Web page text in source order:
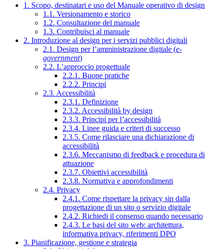
1. Scopo, destinatari e uso del Manuale operativo di design
1.1. Versionamento e storico
1.2. Consultazione del manuale
1.3. Contribuisci al manuale
2. Introduzione al design per i servizi pubblici digitali
2.1. Design per l’amministrazione digitale (e-
government)
2.2. L’approccio progettuale
2.2.1. Buone pratiche
2.2.2. Principi
2.3. Accessibilità
2.3.1. Definizione
2.3.2. Accessibilità by design
2.3.3. Principi per l’accessibilità
2.3.4. Linee guida e criteri di successo
2.3.5. Come rilasciare una dichiarazione di
accessibilità
2.3.6. Meccanismo di feedback e procedura di
attuazione
2.3.7. Obiettivi accessibilità
2.3.8. Normativa e approfondimenti
2.4. Privacy
2.4.1. Come rispettare la privacy sin dalla
progettazione di un sito o servizio digitale
2.4.2. Richiedi il consenso quando necessario
2.4.3. Le basi del sito web: architettura,
informativa privacy, riferimenti DPO
3. Pianificazione, gestione e strategia